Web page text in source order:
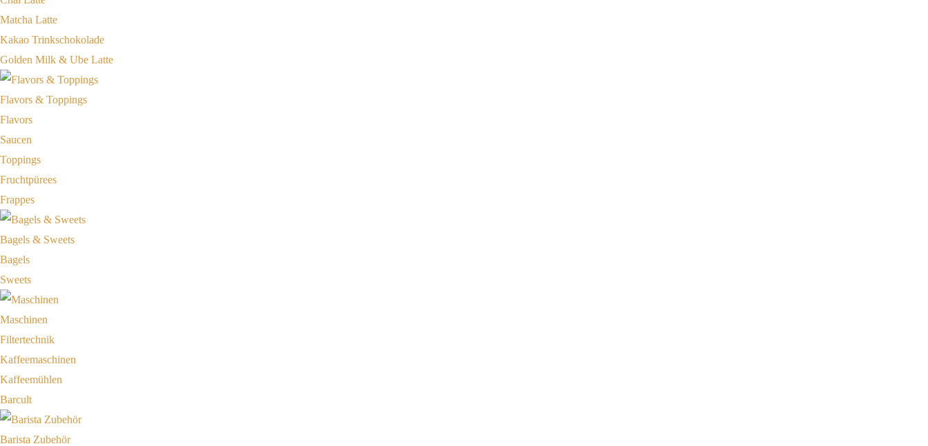
Matcha Latte
Kakao Trinkschokolade
Golden Milk & Ube Latte
Flavors & Toppings
Flavors
Saucen
Toppings
Fruchtpürees
Frappes
Bagels & Sweets
Bagels
Sweets
Maschinen
Filtertechnik
Kaffeemaschinen
Kaffeemühlen
Barcult
Barista Zubehör